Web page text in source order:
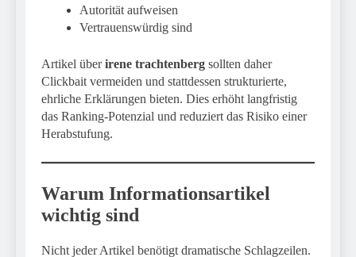
Autorität aufweisen
Vertrauenswürdig sind
Artikel überirene trachtenberg sollten daher
Clickbait vermeiden und stattdessen strukturierte,
ehrliche Erklärungen bieten. Dies erhöht langfristig
das Ranking-Potenzial und reduziert das Risiko einer
Herabstufung.
Warum Informationsartikel
wichtig sind
Nicht jeder Artikel benötigt dramatische Schlagzeilen.